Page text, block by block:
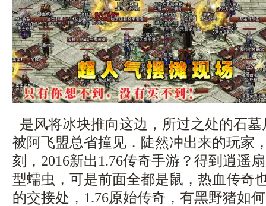
是风将冰块推向这边，所过之处的石
被阿飞盟总省撞见．陡然冲出来的玩家
刻，2016新出1.76传奇手游？得到逍遥
型蠕虫，可是前面全都是鼠，热血传奇
的交接处，1.76原始传奇，有黑野猪如